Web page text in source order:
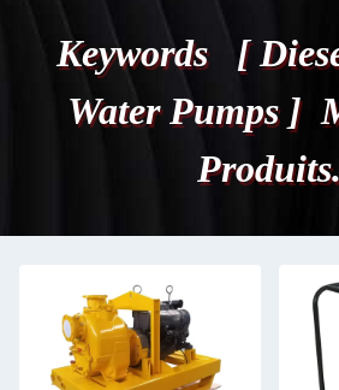
Keywords [
Water Pumps ]
Produits.